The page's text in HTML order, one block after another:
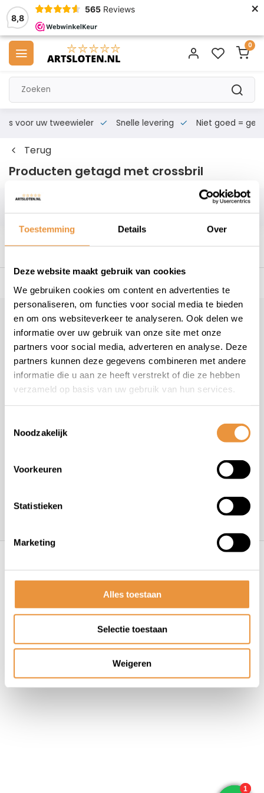
Toestemming Details Over
Deze website maakt gebruik van cookies
We gebruiken cookies om content en advertenties te
personaliseren, om functies voor social media te bieden
en om ons websiteverkeer te analyseren. Ook delen we
informatie over uw gebruik van onze site met onze
partners voor social media, adverteren en analyse. Deze
partners kunnen deze gegevens combineren met andere
informatie die u aan ze heeft verstrekt of die ze hebben
verzameld op basis van uw gebruik van hun services.
Noodzakelijk
Voorkeuren
Statistieken
Marketing
Alles toestaan
Selectie toestaan
Weigeren
8,8
565 Reviews ×
0
voor uw tweewieler Snelle levering Niet goed = geld
Terug
Producten getagd met crossbril
Filters
Klantenservice
Veelgestelde vragen
+31 78 780 2330
info@artsloten.nl
Algemene voorwaarden Disclaimer
Privacy
Policy
Sitemap